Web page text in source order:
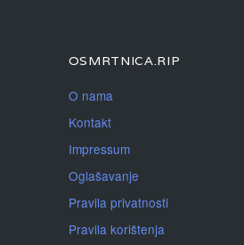
OSMRTNICA.RIP
O nama
Kontakt
Impressum
Oglašavanje
Pravila privatnosti
Pravila korištenja